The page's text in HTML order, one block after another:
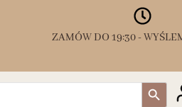
ZAMÓW DO 19:30 -
Search Button